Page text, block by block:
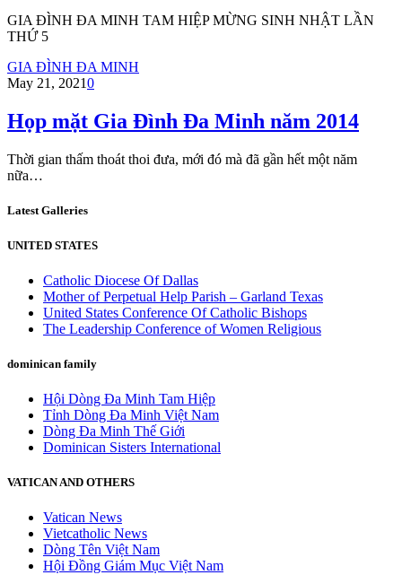
GIA ĐÌNH ĐA MINH TAM HIỆP MỪNG SINH NHẬT LẦN
THỨ 5
GIA ĐÌNH ĐA MINH
May 21, 20210
Họp mặt Gia Đình Đa Minh năm 2014
Thời gian thấm thoát thoi đưa, mới đó mà đã gần hết một năm
nữa…
Latest Galleries
UNITED STATES
Catholic Diocese Of Dallas
Mother of Perpetual Help Parish – Garland Texas
United States Conference Of Catholic Bishops
The Leadership Conference of Women Religious
dominican family
Hội Dòng Đa Minh Tam Hiệp
Tỉnh Dòng Đa Minh Việt Nam
Dòng Đa Minh Thế Giới
Dominican Sisters International
VATICAN AND OTHERS
Vatican News
Vietcatholic News
Dòng Tên Việt Nam
Hội Đồng Giám Mục Việt Nam